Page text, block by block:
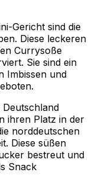
Gericht sind die
Diese leckeren
Currysoße
Sie sind ein
Imbissen und
ihren Platz in der
norddeutschen
Diese süßen
bestreut und
Snack